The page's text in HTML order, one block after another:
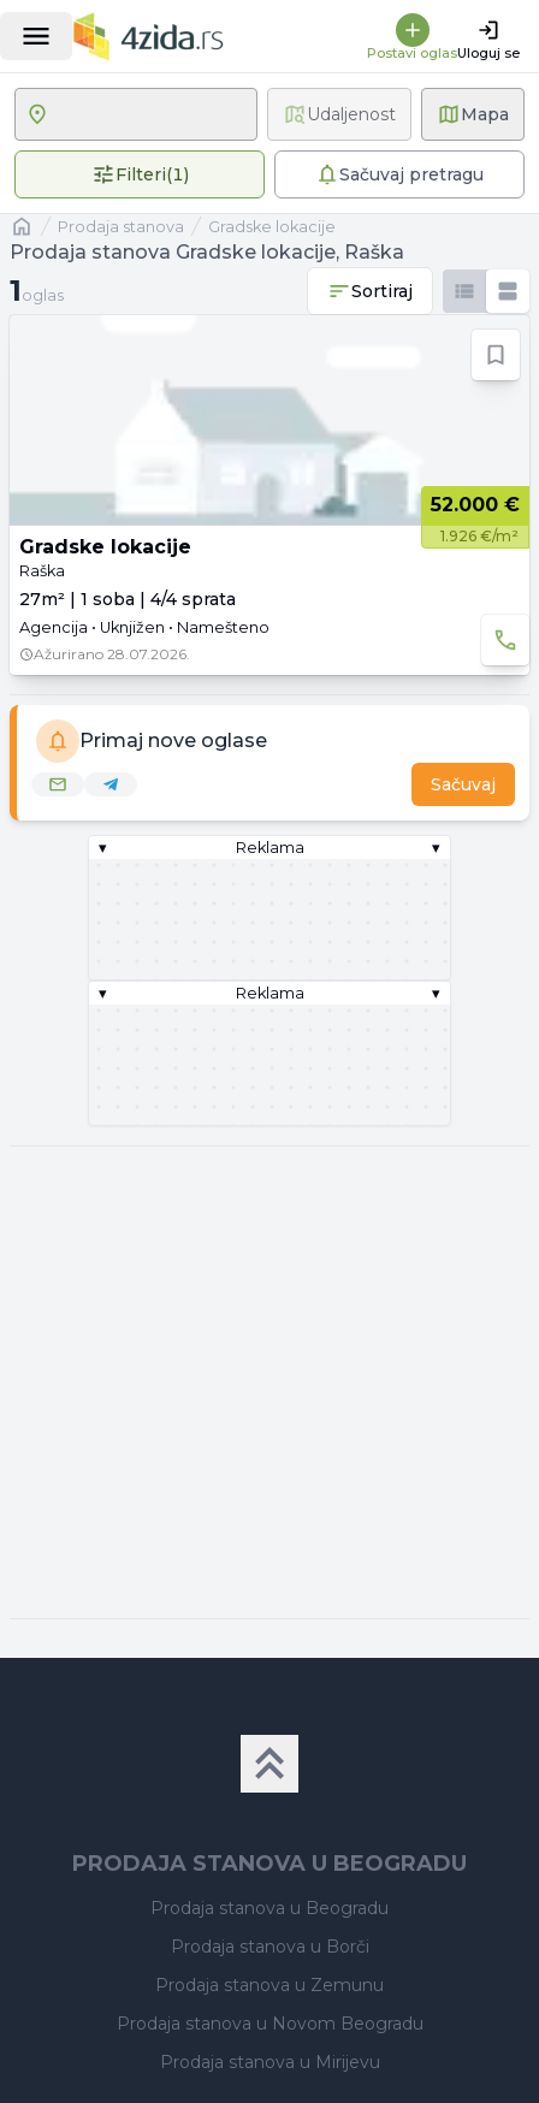
Postavi oglasUloguj se
Mapa
Filteri(1)1 primenjen filterSačuvaj pretragu
Udaljenost
Naslovnaprodaja stanova Gradske lokacije
Prodaja stanova Gradske lokacije, Raška
1 oglas
1 oglas Sortiraj
52.000 €
1.926 €/m²
Gradske lokacije
Raška
27m² | 1 soba | 4/4 sprata
Agencija • Uknjižen • Namešteno
Ažurirano 28.07.2026.
Primaj nove oglase
Sačuvaj
▾ Reklama ▾
▾ Reklama ▾
PRODAJA STANOVA U BEOGRADU
Prodaja stanova u Beogradu
Prodaja stanova u Borči
Prodaja stanova u Zemunu
Prodaja stanova u Novom Beogradu
Prodaja stanova u Mirijevu